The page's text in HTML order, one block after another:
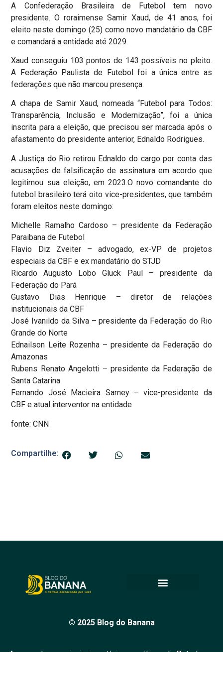
A Confederação Brasileira de Futebol tem novo
presidente. O roraimense Samir Xaud, de 41 anos, foi
eleito neste domingo (25) como novo mandatário da CBF
e comandará a entidade até 2029.
Xaud conseguiu 103 pontos de 143 possíveis no pleito.
A Federação Paulista de Futebol foi a única entre as
federações que não marcou presença.
A chapa de Samir Xaud, nomeada “Futebol para Todos:
Transparência, Inclusão e Modernização”, foi a única
inscrita para a eleição, que precisou ser marcada após o
afastamento do presidente anterior, Ednaldo Rodrigues.
A Justiça do Rio retirou Ednaldo do cargo por conta das
acusações de falsificação de assinatura em acordo que
legitimou sua eleição, em 2023.O novo comandante do
futebol brasileiro terá oito vice-presidentes, que também
foram eleitos neste domingo:
Michelle Ramalho Cardoso – presidente da Federação
Paraibana de Futebol
Flavio Diz Zveiter – advogado, ex-VP de projetos
especiais da CBF e ex mandatário do STJD
Ricardo Augusto Lobo Gluck Paul – presidente da
Federação do Pará
Gustavo Dias Henrique – diretor de relações
institucionais da CBF
José Ivanildo da Silva – presidente da Federação do Rio
Grande do Norte
Ednailson Leite Rozenha – presidente da Federação do
Amazonas
Rubens Renato Angelotti – presidente da Federação de
Santa Catarina
Fernando José Macieira Sarney – vice-presidente da
CBF e atual interventor na entidade
fonte: CNN
Compartilhe:
© 2025 Blog do Banana
Acompanhe as principais notícias e análises de Petrolina e